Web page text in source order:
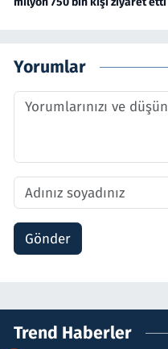
Yorumlar
Gönder
Trend Haberler